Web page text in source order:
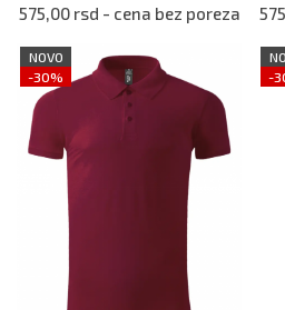
575,00 rsd - cena bez poreza
NOVO
-30%
-